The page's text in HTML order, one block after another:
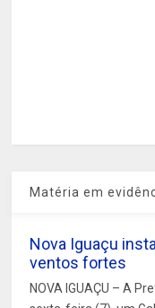
Matéria em
Nova Iguaçu
ventos fortes
NOVA IGUAÇU – A